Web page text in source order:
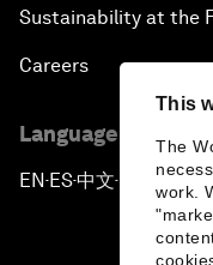
This
The
work.
Sustainability at the
Careers
Language editions
EN ▪ES▪中文▪ 日本語